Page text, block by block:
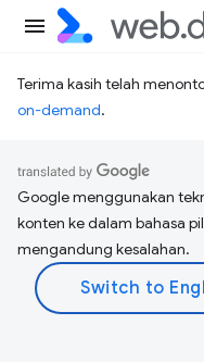
Terima kasih telah
on-demand.
Google menggunakan
konten ke dalam bahasa
mengandung kesalahan.